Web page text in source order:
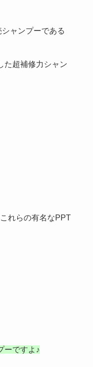
ャンプーである
た超補修力シャン
れらの有名なPPT
ーですよ♪